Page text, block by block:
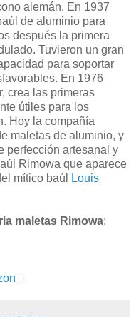
alemán. En 1937
de aluminio para
después la primera
Tuvieron un gran
para soportar
En 1976
crea las primeras
útiles para los
Hoy la compañía
maletas de aluminio, y
perfección artesanal y
Rimowa que aparece
mítico baúl
Louis
maletas Rimowa: